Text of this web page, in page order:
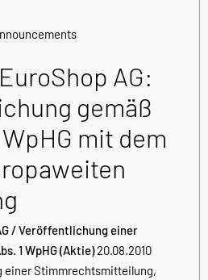
AG:
gemäß
WpHG mit dem
/ Veröffentlichung einer
1 WpHG (Aktie)20.08.2010
einer Stimmrechtsmitteilung,